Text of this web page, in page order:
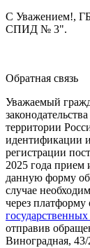
С Уважением!,
СПИД № 3".
Обратная связь
Уважаемый
территории
идентификации
регистрации
2025 года прием
данную форму
случае
через платформу
отправив
Виноградная, 43/